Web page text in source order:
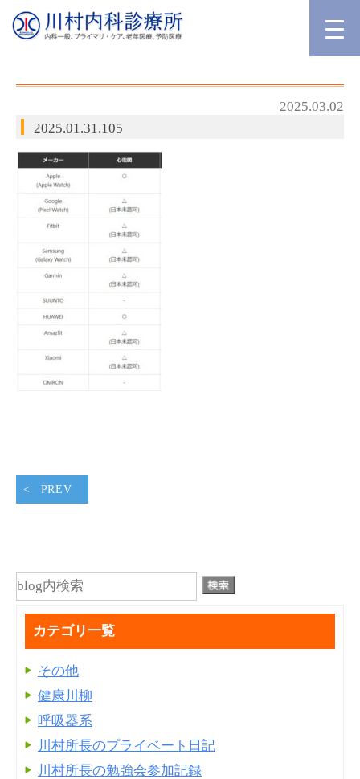
2025.03.02
2025.01.31.105
PREV
カテゴリ一覧
その他
健康川柳
呼吸器系
川村所長のプライベート日記
川村所長の勉強会参加記録